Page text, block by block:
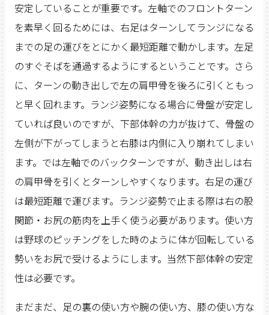
安定していることが重要です。左軸でのフロントターン
を素早く回るためには、右足はターンしてランジになる
までの足の運びをとにかく最短距離で動かします。左足
のすぐそばを通過するようにするということです。さら
に、ターンの動き出しで左の肩甲骨を後ろに引くともっ
と早く回れます。ランジ姿勢になる場合に骨盤が安定し
ていれば良いのですが、下部体幹の力が抜けて、骨盤の
左側が下がってしまうと右膝は内側に入り崩れてしまい
ます。では左軸でのバックターンですが、動き出しは右
の肩甲骨を引くとターンしやすくなります。右足の運び
は最短距離で運びます。ランジ姿勢で止まる際は右の股
関節・お尻の筋肉を上手く使う必要があります。使い方
は野球のピッチングをした時のように体が回転している
勢いをお尻で受けるようにします。当然下部体幹の安定
性は必要です。
まだまだ、足の裏の使い方や腕の使い方、膝の使い方な